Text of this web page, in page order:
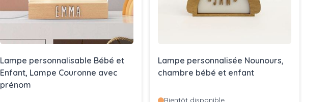
Lampe personnalisable Bébé et
Enfant, Lampe Couronne avec
prénom
Lampe personnalisée Nounours,
chambre bébé et enfant